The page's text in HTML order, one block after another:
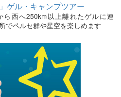
ゲル・キャンプツアー
ら西へ250km以上離れたゲルに連
でペルセ群や星空を楽しめます